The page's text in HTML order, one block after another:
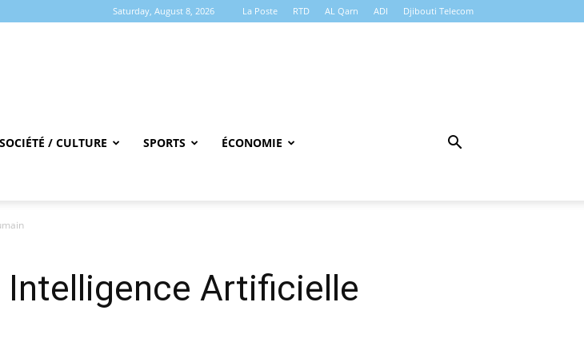
Saturday, August 8, 2026 La Poste RTD AL Qarn ADI Djibouti Telecom
SOCIÉTÉ / CULTURE SPORTS ÉCONOMIE
Intelligence Artificielle